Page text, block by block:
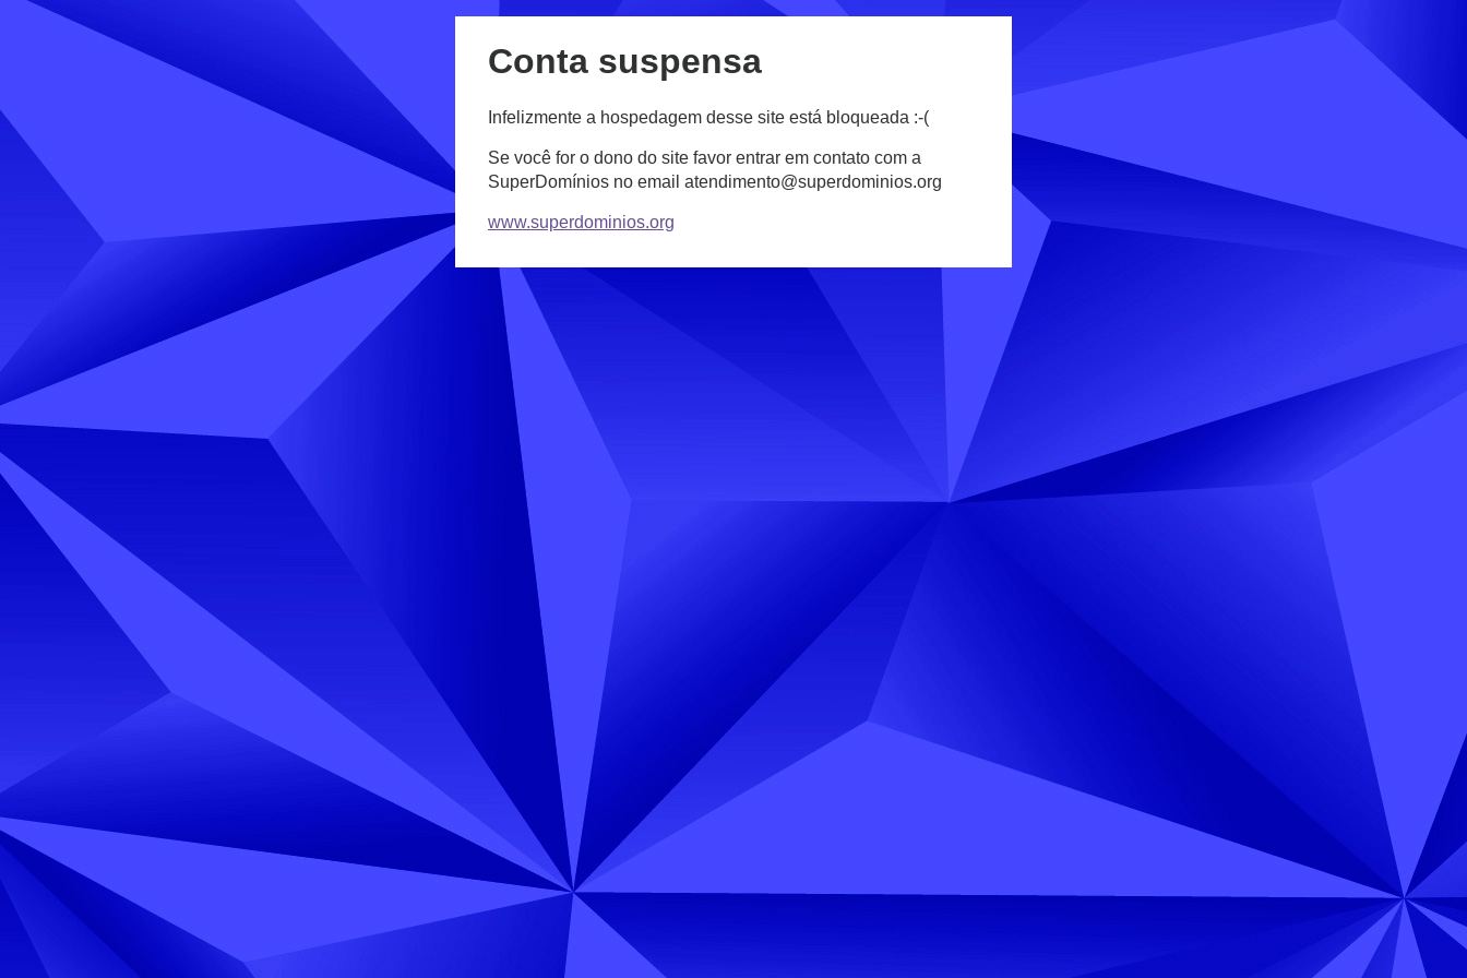
Conta suspensa
Infelizmente a hospedagem desse site está bloqueada :-(
Se você for o dono do site favor entrar em contato com a
SuperDomínios no email atendimento@superdominios.org
www.superdominios.org